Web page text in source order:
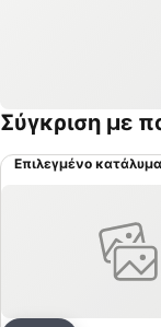
Σύγκριση με
Επιλεγμένο κατάλυμα